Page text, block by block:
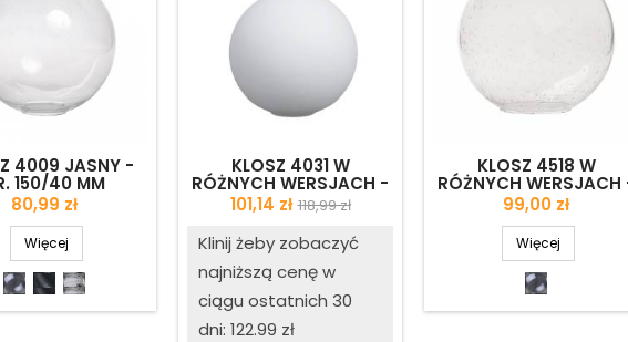
4009 JASNY -
150/40 MM
Cena
80,99 zł
Więcej
Jasny
antico
JasnyJasny
mrożony
KLOSZ 4031 W
RÓŻNYCH WERSJACH -
ŚR. 250/80 MM - II
GATUNEK
Cena
101,14 zł Cena
podstawowa
118,99 zł
Klinij żeby zobaczyć
najniższą cenę w
ciągu ostatnich 30
dni: 122.99 zł
KLOSZ 4518 W
RÓŻNYCH WERSJACH
ŚR. 250/110 MM
Cena
99,00 zł
Więcej
Jasny
antico